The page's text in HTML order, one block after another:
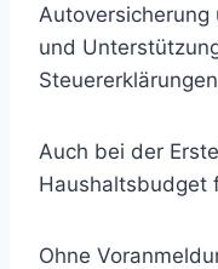
Autoversicherung
und
Auch bei der
Haushaltsbudget
Ohne